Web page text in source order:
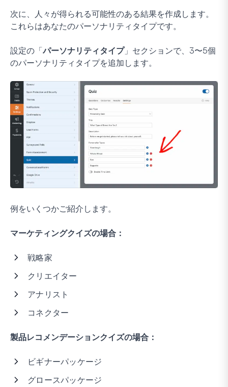
次に、人々が得られる可能性のある結果を作成します。
これらはあなたのパーソナリティタイプです。
設定の「パーソナリティタイプ」セクションで、3〜5個
のパーソナリティタイプを追加します。
例をいくつかご紹介します。
マーケティングクイズの場合：
戦略家
クリエイター
アナリスト
コネクター
製品レコメンデーションクイズの場合：
ビギナーパッケージ
グロースパッケージ